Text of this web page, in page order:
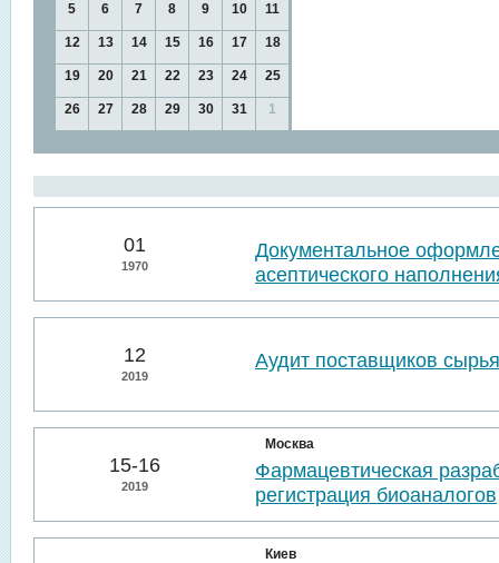
5 6 7 8 9 10 11
12 13 14 15 16 17 18
19 20 21 22 23 24 25
26 27 28 29 30 31 1
01
1970
Документальное
асептического
12
2019
Аудит поставщиков
15-16
2019
Москва
Фармацевтическая
регистрация биоаналогов
Киев